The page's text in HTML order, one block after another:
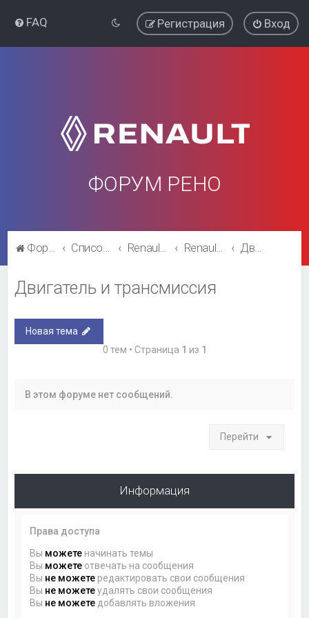
FAQ Вход
Регистрация
ФОРУМ РЕНО
Форум Рено Список форумов Renault Fluence Renault Fluence Двигатель и трансмиссия
Двигатель и трансмиссия
Новая тема
0 тем • Страница 1 из 1
В этом форуме нет сообщений.
Перейти
Информация
Права доступа
Вы можете начинать темы
Вы можете отвечать на сообщения
Вы не можете редактировать свои сообщения
Вы не можетеудалять свои сообщения
Вы не можете добавлять вложения